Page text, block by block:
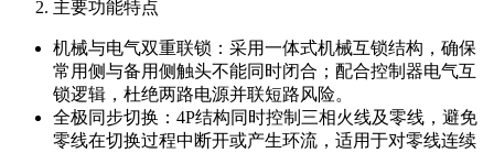
主要功能特点
机械与电气双重联锁：采用一体式机械互锁结构，确保
常用侧与备用侧触头不能同时闭合；配合控制器电气互
锁逻辑，杜绝两路电源并联短路风险。
全极同步切换：4P结构同时控制三相火线及零线，避免
零线在切换过程中断开或产生环流，适用于对零线连续